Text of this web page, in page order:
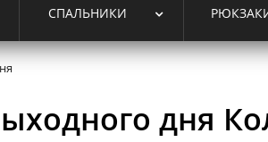
СПАЛЬНИКИ
дня